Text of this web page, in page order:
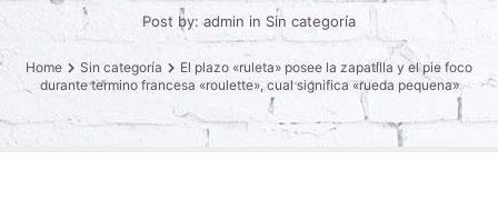
Post by:admin in Sin categoría
Home Sin categoría
El plazo «ruleta» posee la zapatilla y el pie foco
durante termino francesa «roulette», cual significa «rueda pequena»